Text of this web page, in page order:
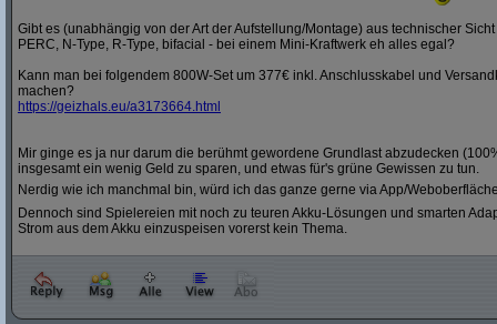
Gibt es (unabhängig von der Art der Aufstellung/Montage) aus technischer
PERC, N-Type, R-Type, bifacial - bei einem Mini-Kraftwerk eh alles egal?
Kann man bei folgendem 800W-Set um 377€ inkl. Anschlusskabel und
machen?
https://geizhals.eu/a3173664.html
Mir ginge es ja nur darum die berühmt gewordene Grundlast abzudecken
insgesamt ein wenig Geld zu sparen, und etwas für's grüne Gewissen zu tun.
Nerdig wie ich manchmal bin, würd ich das ganze gerne via App/
Dennoch sind Spielereien mit noch zu teuren Akku-Lösungen und smarten
Strom aus dem Akku einzuspeisen vorerst kein Thema.